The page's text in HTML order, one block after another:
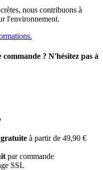
nous contribuons à
l'environnement.
? N'hésitez pas à
à partir de 49,90 €
par commande
SSL